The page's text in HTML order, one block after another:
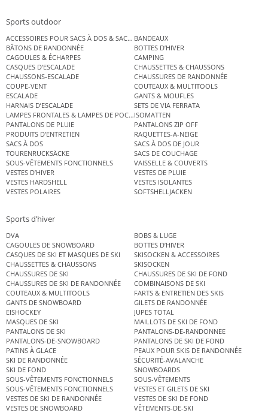
Sports outdoor
ACCESSOIRES POUR SACS À DOS & SACS ÉTANCHES
BANDEAUX
BÂTONS DE RANDONNÉE
BOTTES D’HIVER
CAGOULES & ÉCHARPES
CAMPING
CASQUES D’ESCALADE
CHAUSSETTES & CHAUSSONS
CHAUSSONS-ESCALADE
CHAUSSURES DE RANDONNÉE
COUPE-VENT
COUTEAUX & MULTITOOLS
ESCALADE
GANTS & MOUFLES
HARNAIS D’ESCALADE
SETS DE VIA FERRATA
LAMPES FRONTALES & LAMPES DE POCHEISOMATTEN
PANTALONS DE PLUIE
PANTALONS ZIP OFF
PRODUITS D’ENTRETIEN
RAQUETTES-A-NEIGE
SACS À DOS
SACS À DOS DE JOUR
TOURENRUCKSÄCKE
SACS DE COUCHAGE
SOUS-VÊTEMENTS FONCTIONNELS
VAISSELLE & COUVERTS
VESTES D’HIVER
VESTES DE PLUIE
VESTES HARDSHELL
VESTES ISOLANTES
VESTES POLAIRES
SOFTSHELLJACKEN
Sports d’hiver
DVA
BOBS & LUGE
CAGOULES DE SNOWBOARD
BOTTES D’HIVER
CASQUES DE SKI ET MASQUES DE SKI
SKISOCKEN & ACCESSOIRES
CHAUSSETTES & CHAUSSONS
SKISOCKEN
CHAUSSURES DE SKI
CHAUSSURES DE SKI DE FOND
CHAUSSURES DE SKI DE RANDONNÉE
COMBINAISONS DE SKI
COUTEAUX & MULTITOOLS
FARTS & ENTRETIEN DES SKIS
GANTS DE SNOWBOARD
GILETS DE RANDONNÉE
EISHOCKEY
JUPES TOTAL
MASQUES DE SKI
MAILLOTS DE SKI DE FOND
PANTALONS DE SKI
PANTALONS-DE-RANDONNEE
PANTALONS-DE-SNOWBOARD
PANTALONS DE SKI DE FOND
PATINS À GLACE
PEAUX POUR SKIS DE RANDONNÉE
SKI DE RANDONNÉE
SÉCURITÉ-AVALANCHE
SKI DE FOND
SNOWBOARDS
SOUS-VÊTEMENTS FONCTIONNELS
SOUS-VÊTEMENTS
SOUS-VÊTEMENTS FONCTIONNELS
VESTES ET GILETS DE SKI
VESTES DE SKI DE RANDONNÉE
VESTES DE SKI DE FOND
VESTES DE SNOWBOARD
VÊTEMENTS-DE-SKI